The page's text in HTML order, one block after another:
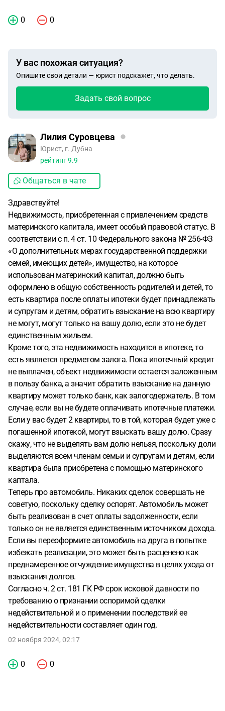
0 0
У вас похожая ситуация?
Опишите свои детали — юрист подскажет, что делать.
Задать свой вопрос
Лилия Суровцева
Юрист, г. Дубна
рейтинг9.9
Общаться в чате
Здравствуйте!
Недвижимость, приобретенная с привлечением средств
материнского капитала, имеет особый правовой статус. В
соответствии с п. 4 ст. 10 Федерального закона № 256-ФЗ
«О дополнительных мерах государственной поддержки
семей, имеющих детей», имущество, на которое
использован материнский капитал, должно быть
оформлено в общую собственность родителей и детей, то
есть квартира после оплаты ипотеки будет принадлежать
и супругам и детям, обратить взыскание на всю квартиру
не могут, могут только на вашу долю, если это не будет
единственным жильем.
Кроме того, эта недвижимость находится в ипотеке, то
есть является предметом залога. Пока ипотечный кредит
не выплачен, объект недвижимости остается заложенным
в пользу банка, а значит обратить взыскание на данную
квартиру может только банк, как залогодержатель. В том
случае, если вы не будете оплачивать ипотечные платежи.
Если у вас будет 2 квартиры, то в той, которая будет уже с
погашенной ипотекой, могут взыскать вашу долю. Сразу
скажу, что не выделять вам долю нельзя, поскольку доли
выделяются всем членам семьи и супругам и детям, если
квартира была приобретена с помощью материнского
каптала.
Теперь про автомобиль. Никаких сделок совершать не
советую, поскольку сделку оспорят. Автомобиль может
быть реализован в счет оплаты задолженности, если
только он не является единственным источником дохода.
Если вы переоформите автомобиль на друга в попытке
избежать реализации, это может быть расценено как
преднамеренное отчуждение имущества в целях ухода от
взыскания долгов.
Согласно ч. 2 ст. 181 ГК РФ срок исковой давности по
требованию о признании оспоримой сделки
недействительной и о применении последствий ее
недействительности составляет один год.
02 ноября 2024, 02:17
0 0